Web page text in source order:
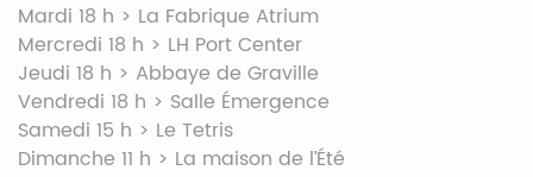
Mardi 18 h > La Fabrique Atrium
Mercredi 18 h > LH Port Center
Jeudi 18 h > Abbaye de Graville
Vendredi 18 h > Salle Émergence
Samedi 15 h > Le Tetris
Dimanche 11 h > La maison de l’Été